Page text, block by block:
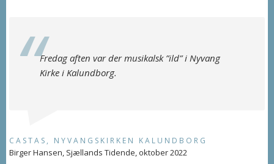
Fredag aften var der musikalsk ”ild” i Nyvang
Kirke i Kalundborg.
CASTAS, NYVANGSKIRKEN KALUNDBORG
Birger Hansen, Sjællands Tidende, oktober 2022